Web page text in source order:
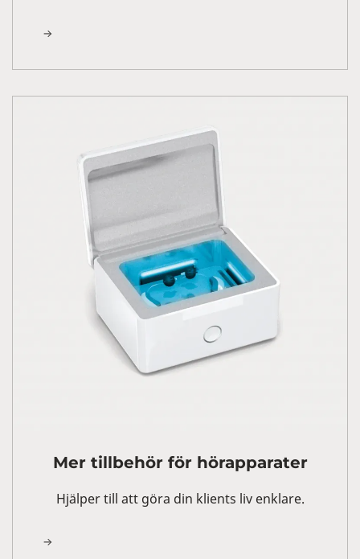
Mer tillbehör för hörapparater
Hjälper till att göra din klients liv enklare.